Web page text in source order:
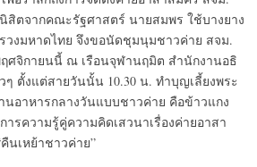
สิตจากคณะรัฐศาสตร์ นายสมพร ใช้บางยาง
วงมหาดไทย จึงขอนัดชุมนุมชาวค่าย สจม.
ศจิกายนนี้ ณ เรือนจุฬานฤมิต สำนักงานอธิ
ๆ ตั้งแต่สายวันนั้น 10.30 น. ทำบุญเลี้ยงพระ
นอาหารกลางวันแบบชาวค่าย คือข้าวแกง
ารความรู้คู่ความคิดเสวนาเรื่องค่ายอาสา
นเหย้าชาวค่าย”